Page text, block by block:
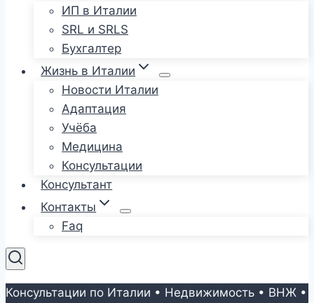
ИП в Италии
SRL и SRLS
Бухгалтер
Жизнь в Италии
Новости Италии
Адаптация
Учёба
Медицина
Консультации
Консультант
Контакты
Faq
Консультации по Италии • Недвижимость • ВНЖ •